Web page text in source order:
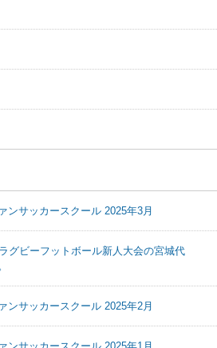
ンサッカースクール 2025年3月
ビーフットボール新人大会の宮城代
ンサッカースクール 2025年2月